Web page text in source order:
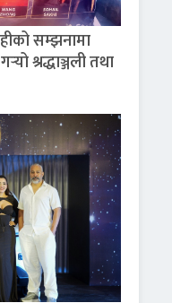
सम्झनामा
श्रद्धाञ्जली तथा